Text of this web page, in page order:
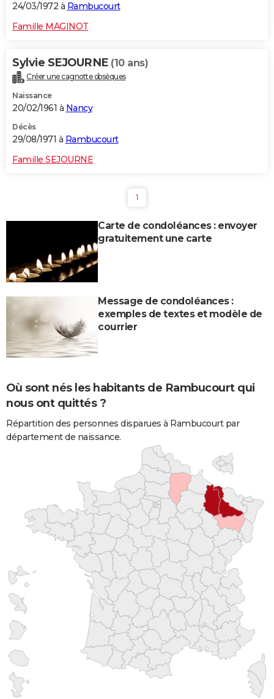
24/03/1972 à Rambucourt
Famille MAGINOT
Sylvie SEJOURNE (10 ans)
Créer une cagnotte obsèques
Naissance
20/02/1961 à Nancy
Décès
29/08/1971 à Rambucourt
Famille SEJOURNE
1
Carte de condoléances : envoyer
gratuitement une carte
Message de condoléances :
exemples de textes et modèle de
courrier
Où sont nés les habitants de Rambucourt qui
nous ont quittés ?
Répartition des personnes disparues à Rambucourt par
département de naissance.